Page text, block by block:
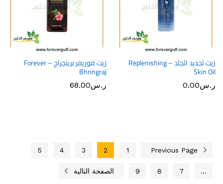
زيت تجديد الجلد – Replenishing
Skin Oil
ر.س0.00
زيت فوريفر برينجراج – Forever
Bhringraj
ر.س68.00
Previous Page
1
2
3
4
5
…
7
8
9 الصفحة التالية